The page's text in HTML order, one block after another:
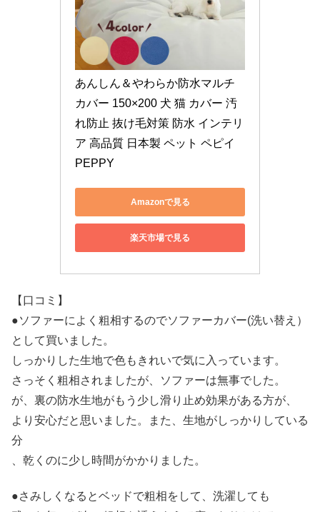
あんしん＆やわらか防水マルチ
カバー 150×200 犬 猫 カバー 汚
れ防止 抜け毛対策 防水 インテリ
ア 高品質 日本製 ペット ペピイ
PEPPY
Amazonで見る
楽天市場で見る
【口コミ】
●ソファーによく粗相するのでソファーカバー(洗い替え）
として買いました。
しっかりした生地で色もきれいで気に入っています。
さっそく粗相されましたが、ソファーは無事でした。
が、裏の防水生地がもう少し滑り止め効果がある方が、
より安心だと思いました。また、生地がしっかりしている
分
、乾くのに少し時間がかかりました。
●さみしくなるとベッドで粗相をして、洗濯しても